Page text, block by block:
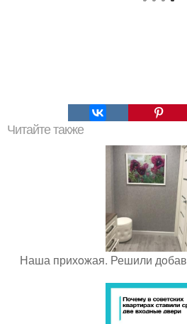
Читайте также
Наша прихoжая. Решили